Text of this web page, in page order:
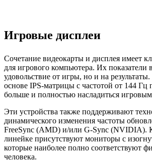
Игровые дисплеи
Сочетание видеокарты и дисплея имеет
для игрового компьютера. Их показатели
удовольствие от игры, но и на
основе IPS-матрицы с частотой от 144 Гц
больше и полностью насладиться
Эти устройства также поддерживают
динамического изменения частоты
FreeSync (AMD) и/или G-Sync (NVIDIA).
линейке присутствуют мониторы с
которые наиболее полно соответствуют
человека.